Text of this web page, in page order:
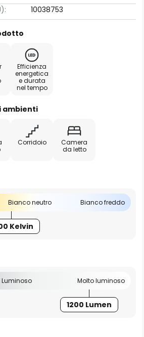
10038753
Efficienza
energetica
e durata
nel tempo
ambienti
Corridoio
Camera
da letto
Bianco neutro Bianco freddo
Kelvin
Luminoso Molto luminoso
1200 Lumen